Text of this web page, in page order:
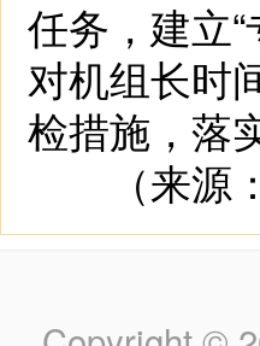
任务，建立
对机组长时
检措施，落
（来源：